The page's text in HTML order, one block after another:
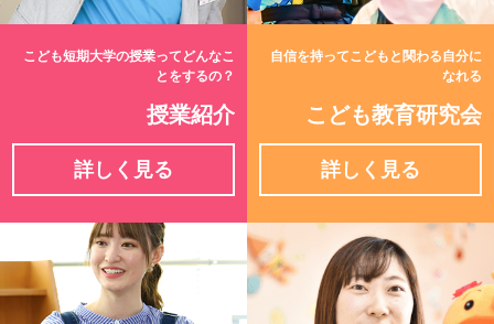
こども短期大学の授業ってどんなこ
とをするの？
授業紹介
詳しく見る
自信を持ってこどもと関わる自分に
なれる
こども教育研究会
詳しく見る